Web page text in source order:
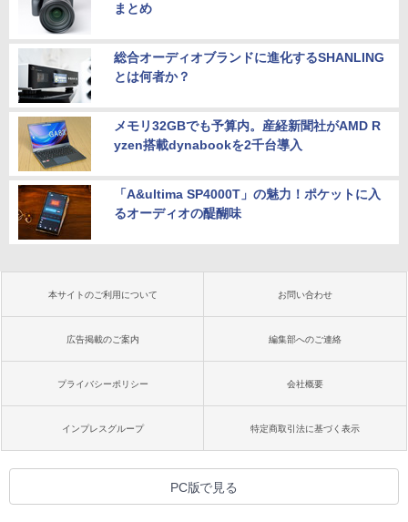
まとめ
総合オーディオブランドに進化するSHANLING
とは何者か？
メモリ32GBでも予算内。産経新聞社がAMD R
yzen搭載dynabookを2千台導入
「A&ultima SP4000T」の魅力！ポケットに入
るオーディオの醍醐味
本サイトのご利用について お問い合わせ
広告掲載のご案内 編集部へのご連絡
プライバシーポリシー 会社概要
インプレスグループ 特定商取引法に基づく表示
PC版で見る